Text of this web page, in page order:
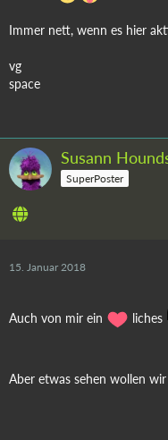
Immer nett, wenn es hier
vg
space
Susann
SuperPoster
15. Januar 2018
Auch von mir ein liches
Aber etwas sehen wollen